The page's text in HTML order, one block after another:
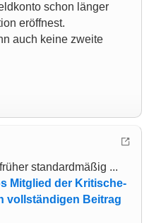
schon länger
eröffnest.
auch keine zweite
standardmäßig ...
Mitglied der Kritische-
vollständigen Beitrag